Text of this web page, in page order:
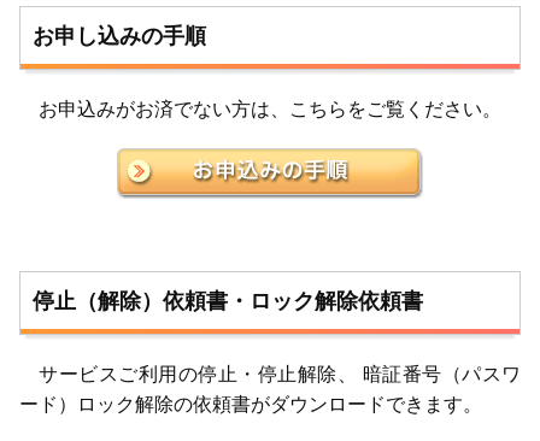
お申し込みの手順
お申込みがお済でない方は、こちらをご覧ください。
停止（解除）依頼書・ロック解除依頼書
サービスご利用の停止・停止解除、 暗証番号（パスワ
ード）ロック解除の依頼書がダウンロードできます。